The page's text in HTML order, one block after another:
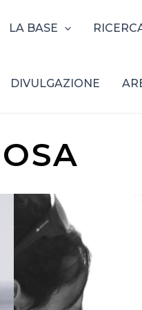
LA BASE
DIVULGAZIONE